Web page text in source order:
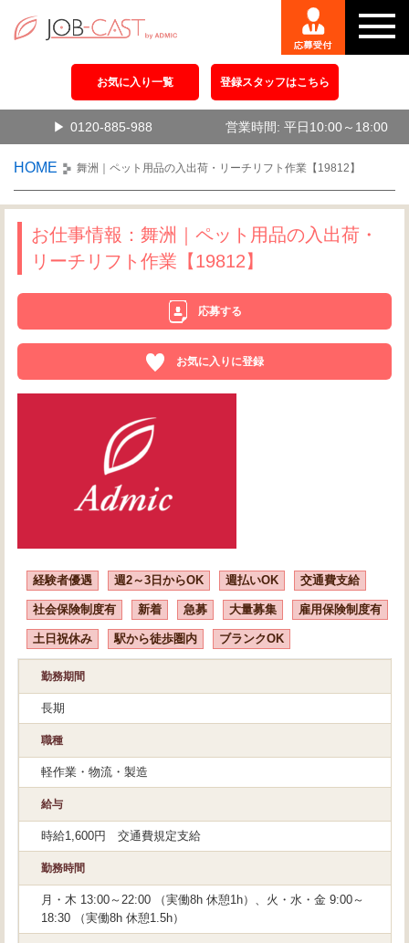
お気に入り一覧 登録スタッフはこちら
0120-885-988 営業時間: 平日10:00～18:00
HOME 舞洲｜ペット用品の入出荷・リーチリフト作業【19812】
お仕事情報：舞洲｜ペット用品の入出荷・
リーチリフト作業【19812】
応募する
お気に入りに登録
経験者優遇 週2～3日からOK 週払いOK 交通費支給
社会保険制度有 新着 急募 大量募集 雇用保険制度有
土日祝休み 駅から徒歩圏内 ブランクOK
勤務期間
長期
職種
軽作業・物流・製造
給与
時給1,600円 交通費規定支給
勤務時間
月・木 13:00～22:00 （実働8h 休憩1h）、火・水・金 9:00～
18:30 （実働8h 休憩1.5h）